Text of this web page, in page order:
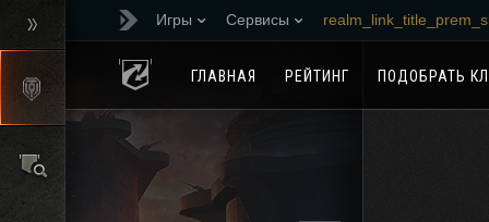
Игры Сервисы
ГЛАВНАЯ
РЕЙТИНГ ПОДОБРАТЬ